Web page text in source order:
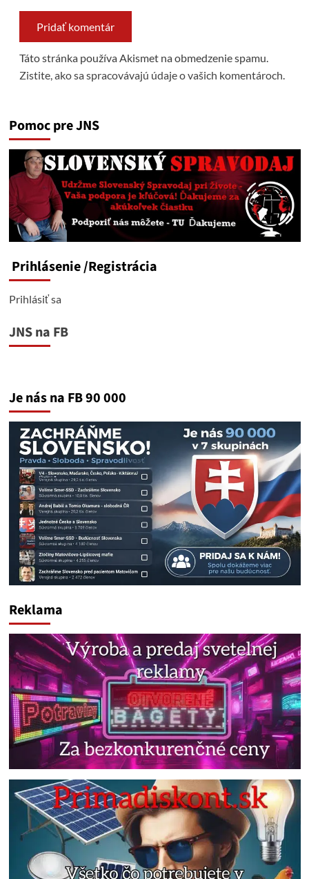
Táto stránka používa Akismet na obmedzenie spamu.
Zistite, ako sa spracovávajú údaje o vašich komentároch.
Pomoc pre JNS
Prihlásenie/Registrácia
Prihlásiť sa
JNS na FB
Je nás na FB 90 000
Reklama